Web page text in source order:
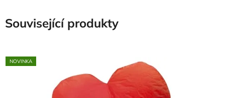
Související produkty
NOVINKA